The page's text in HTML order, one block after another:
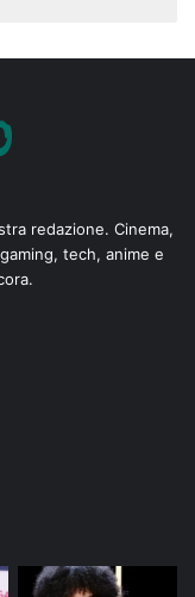
redazione. Cinema,
tech, anime e